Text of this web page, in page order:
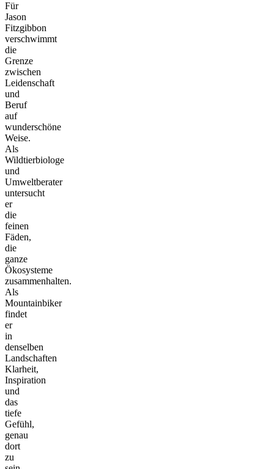
Für
Jason
Fitzgibbon
verschwimmt
die
Grenze
zwischen
Leidenschaft
und
Beruf
auf
wunderschöne
Weise.
Als
Wildtierbiologe
und
Umweltberater
untersucht
er
die
feinen
Fäden,
die
ganze
Ökosysteme
zusammenhalten.
Als
Mountainbiker
findet
er
in
denselben
Landschaften
Klarheit,
Inspiration
und
das
tiefe
Gefühl,
genau
dort
zu